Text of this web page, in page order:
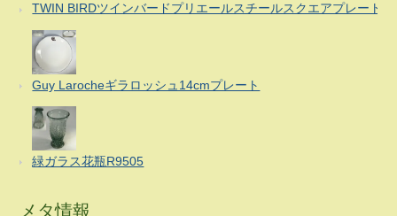
TWIN BIRDツインバードプリエールスチールスクエアプレート
Guy Larocheギラロッシュ14cmプレート
緑ガラス花瓶R9505
メタ情報